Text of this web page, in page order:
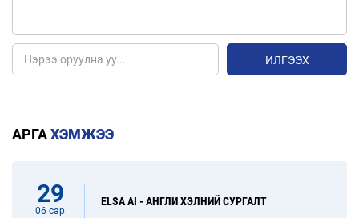
ИЛГЭЭХ
АРГАХЭМЖЭЭ
29
06 сар
ELSA AI - АНГЛИ ХЭЛНИЙ СУРГАЛТ